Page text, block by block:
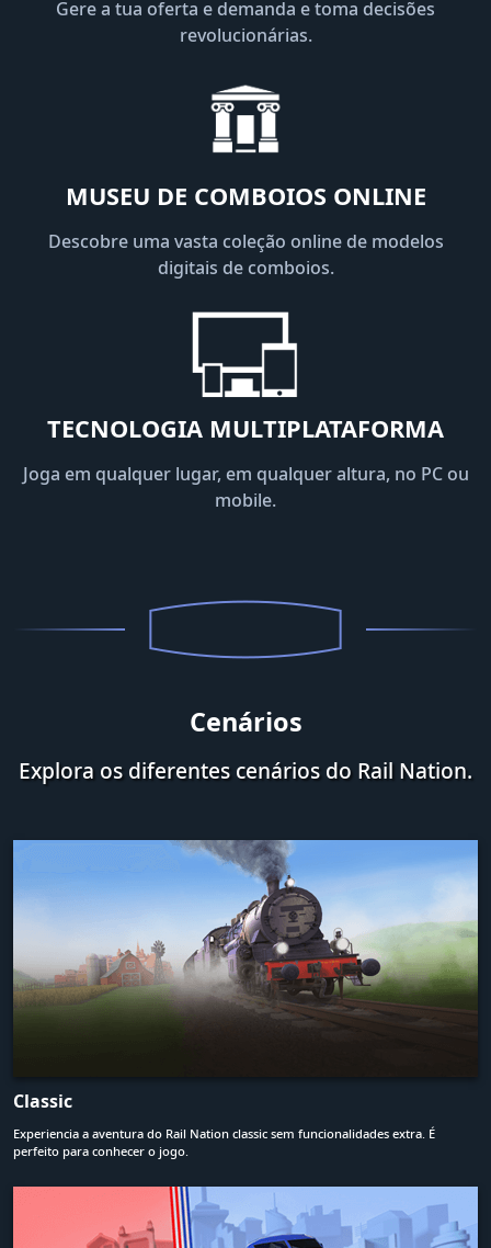
Gere a tua oferta e demanda e toma decisões
revolucionárias.
MUSEU DE COMBOIOS ONLINE
Descobre uma vasta coleção online de modelos
digitais de comboios.
TECNOLOGIA MULTIPLATAFORMA
Joga em qualquer lugar, em qualquer altura, no PC ou
mobile.
Cenários
Explora os diferentes cenários do Rail Nation.
Classic
Experiencia a aventura do Rail Nation classic sem funcionalidades extra. É
perfeito para conhecer o jogo.